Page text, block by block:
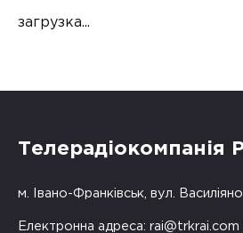
загрузка...
Телерадіокомпанія
м. Івано-Франківськ, вул.
Електронна адреса: rai@trkrai.com